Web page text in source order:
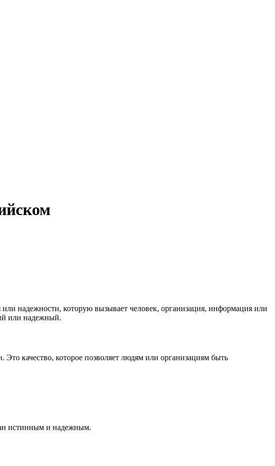
надежности, которую вызывает человек, организация, информация или
или надежный.
качество, которое позволяет людям или организациям быть
истинным и надежным.